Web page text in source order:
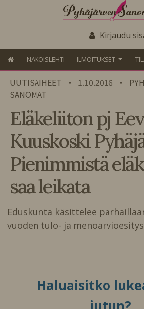
Kirjaudu
NÄKÖISLEHTI ILMOITUKSET
UUTISAIHEET • 1.10.2016 •
SANOMAT
Eläkeliiton pj
Kuuskoski
Pienimmistä
saa leikata
Eduskunta käsittelee
vuoden tulo- ja
Haluaisitko
jutun?